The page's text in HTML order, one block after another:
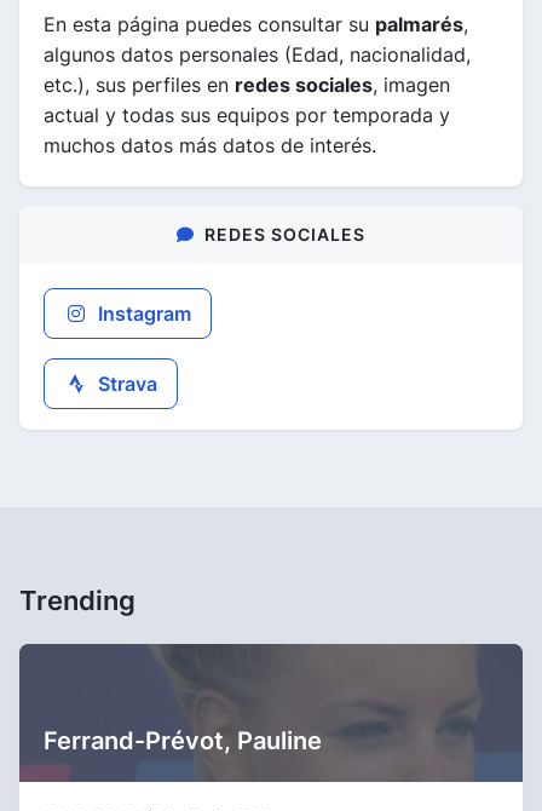
En esta página puedes consultar su palmarés,
algunos datos personales (Edad, nacionalidad,
etc.), sus perfiles en redes sociales, imagen
actual y todas sus equipos por temporada y
muchos datos más datos de interés.
REDES SOCIALES
Instagram
Strava
Trending
Ferrand-Prévot, Pauline